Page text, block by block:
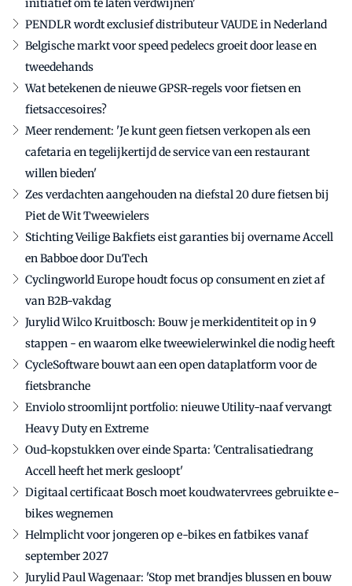
initiatief om te laten verdwijnen'
PENDLR wordt exclusief distributeur VAUDE in Nederland
Belgische markt voor speed pedelecs groeit door lease en
tweedehands
Wat betekenen de nieuwe GPSR-regels voor fietsen en
fietsaccesoires?
Meer rendement: 'Je kunt geen fietsen verkopen als een
cafetaria en tegelijkertijd de service van een restaurant
willen bieden'
Zes verdachten aangehouden na diefstal 20 dure fietsen bij
Piet de Wit Tweewielers
Stichting Veilige Bakfiets eist garanties bij overname Accell
en Babboe door DuTech
Cyclingworld Europe houdt focus op consument en ziet af
van B2B-vakdag
Jurylid Wilco Kruitbosch: Bouw je merkidentiteit op in 9
stappen - en waarom elke tweewielerwinkel die nodig heeft
CycleSoftware bouwt aan een open dataplatform voor de
fietsbranche
Enviolo stroomlijnt portfolio: nieuwe Utility-naaf vervangt
Heavy Duty en Extreme
Oud-kopstukken over einde Sparta: 'Centralisatiedrang
Accell heeft het merk gesloopt'
Digitaal certificaat Bosch moet koudwatervrees gebruikte e-
bikes wegnemen
Helmplicht voor jongeren op e-bikes en fatbikes vanaf
september 2027
Jurylid Paul Wagenaar: 'Stop met brandjes blussen en bouw